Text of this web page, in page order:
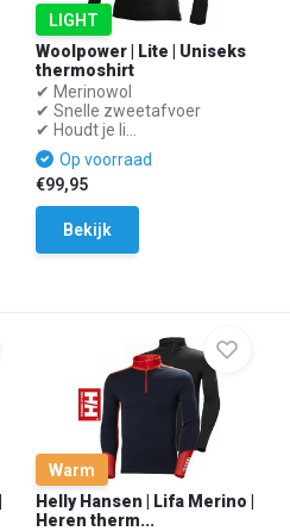
LIGHT
Woolpower | Lite | Uniseks
thermoshirt
✔ Merinowol
✔ Snelle zweetafvoer
✔ Houdt je li...
Op voorraad
€99,95
Bekijk
Warm
Helly Hansen | Lifa Merino |
Heren therm...